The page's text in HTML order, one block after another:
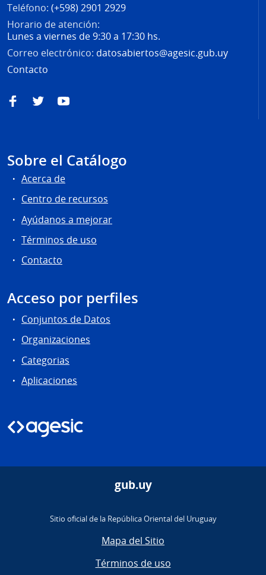
Teléfono: (+598) 2901 2929
Horario de atención:
Lunes a viernes de 9:30 a 17:30 hs.
Correo electrónico: datosabiertos@agesic.gub.uy
Contacto
FacebookTwitterYouTube
Sobre el Catálogo
Acerca de
Centro de recursos
Ayúdanos a mejorar
Términos de uso
Contacto
Acceso por perfiles
Conjuntos de Datos
Organizaciones
Categorias
Aplicaciones
gub.uy
Sitio oficial de la República Oriental del Uruguay
Mapa del Sitio
Términos de uso